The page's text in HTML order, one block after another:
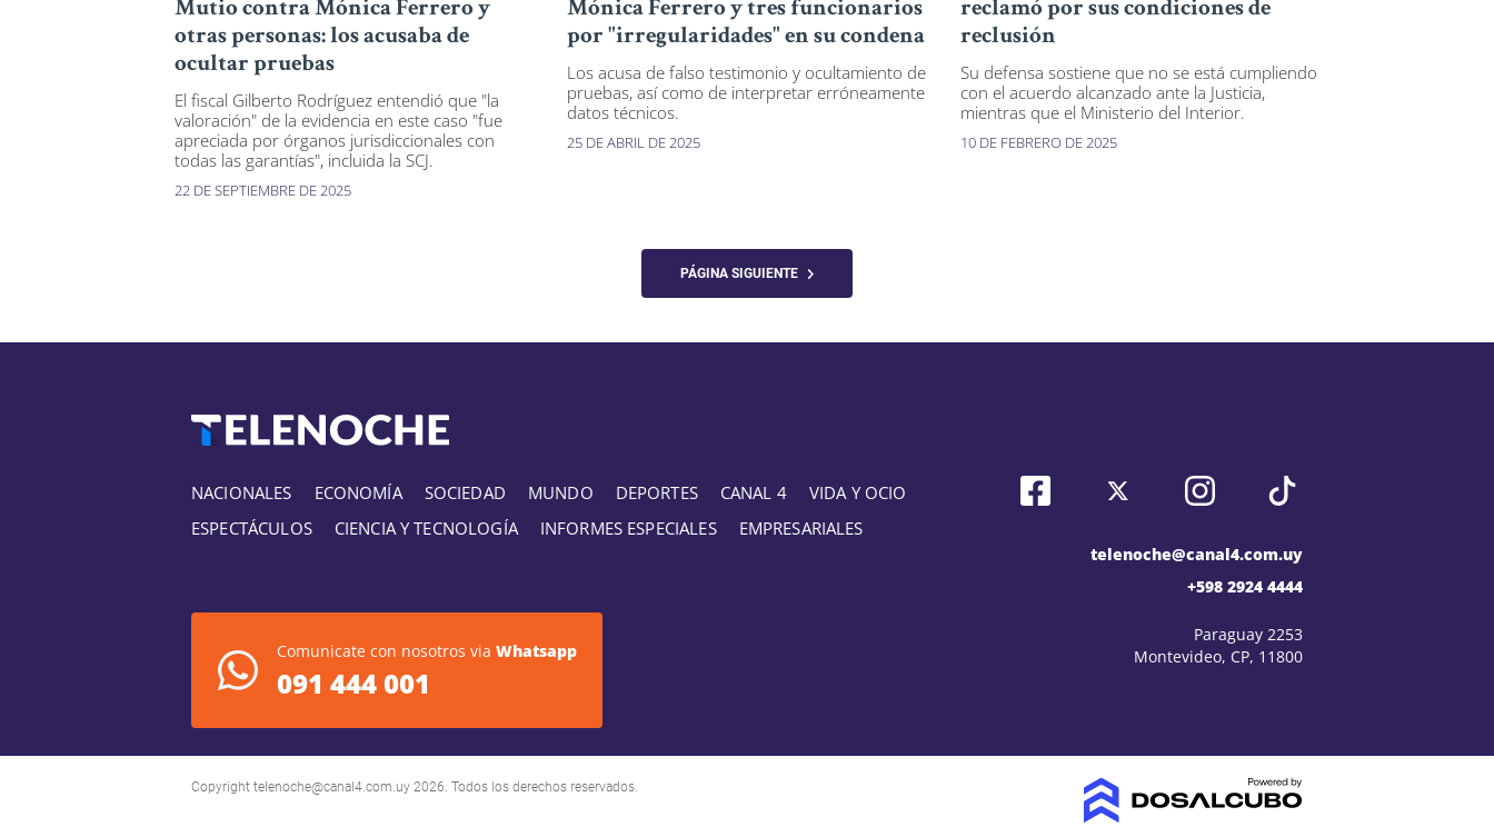
Mutio contra Mónica Ferrero y
otras personas: los acusaba de
ocultar pruebas
El fiscal Gilberto Rodríguez entendió que "la
valoración" de la evidencia en este caso "fue
apreciada por órganos jurisdiccionales con
todas las garantías", incluida la SCJ.
22 DE SEPTIEMBRE DE 2025
Mónica Ferrero y tres funcionarios
por "irregularidades" en su condena
Los acusa de falso testimonio y ocultamiento de
pruebas, así como de interpretar erróneamente
datos técnicos.
25 DE ABRIL DE 2025
reclamó por sus condiciones de
reclusión
Su defensa sostiene que no se está cumpliendo
con el acuerdo alcanzado ante la Justicia,
mientras que el Ministerio del Interior.
10 DE FEBRERO DE 2025
PÁGINA SIGUIENTE
NACIONALES ECONOMÍA SOCIEDAD MUNDO DEPORTES CANAL 4
VIDA Y OCIO
ESPECTÁCULOS
CIENCIA Y TECNOLOGÍA INFORMES ESPECIALES EMPRESARIALES
Comunicate con nosotros via Whatsapp
091 444 001
telenoche@canal4.com.uy
+598 2924 4444
Paraguay 2253
Montevideo, CP, 11800
Copyright telenoche@canal4.com.uy 2026. Todos los derechos reservados.